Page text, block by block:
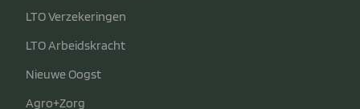
LTO Verzekeringen
LTO Arbeidskracht
Nieuwe Oogst
Agro+Zorg